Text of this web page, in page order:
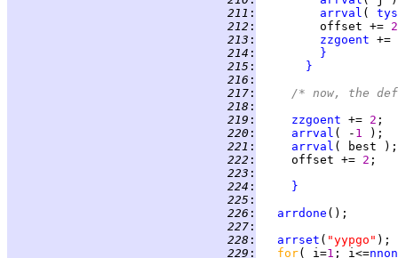
211 : arrval (
212 :
         offset +=
2
213 : zzgoent +=
214 :
}
215 :
}
216 :
217 :
/* now, the
218 :
219 : zzgoent += 2
220 : arrval ( - 1
221 :
arrval
222 :
     offset +=
2
223 :
224 :
}
225 :
226 : arrdone
227 :
228 : arrset ( "yypgo"
229 : for( i=1 ; i<=